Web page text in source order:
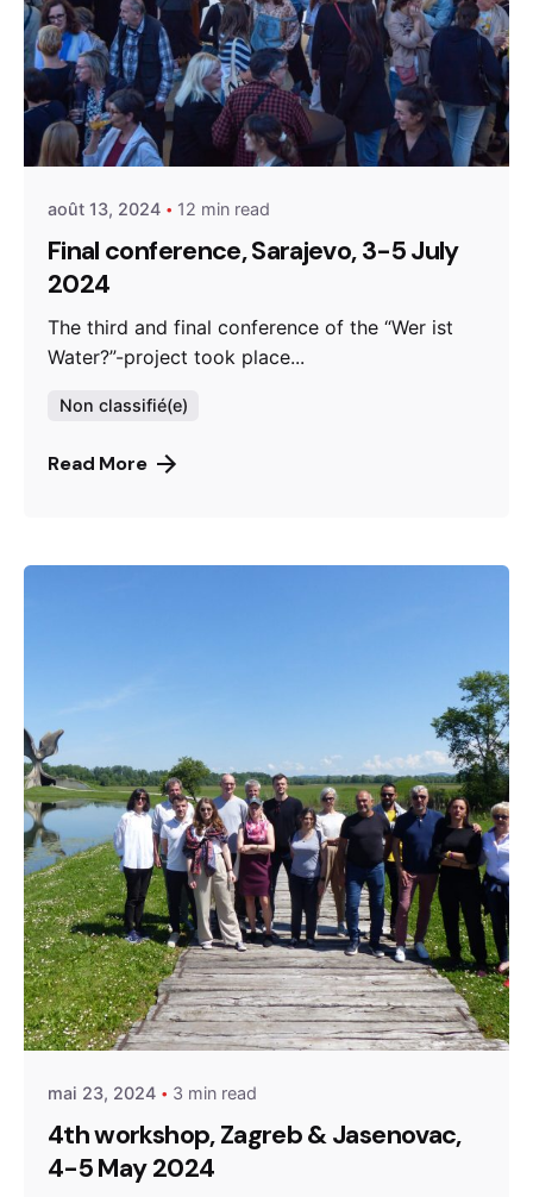
Posted by
admin
août 13, 2024 12 min read
Final conference, Sarajevo, 3-5 July
2024
The third and final conference of the “Wer ist
Water?”-project took place...
Non classifié(e)
Read More
Posted by
admin
mai 23, 2024 3 min read
4th workshop, Zagreb & Jasenovac,
4-5 May 2024